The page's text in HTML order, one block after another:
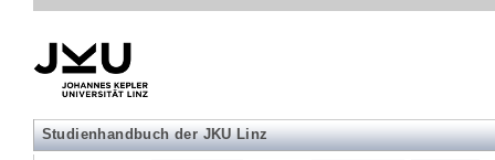
Studienhandbuch der JKU Linz